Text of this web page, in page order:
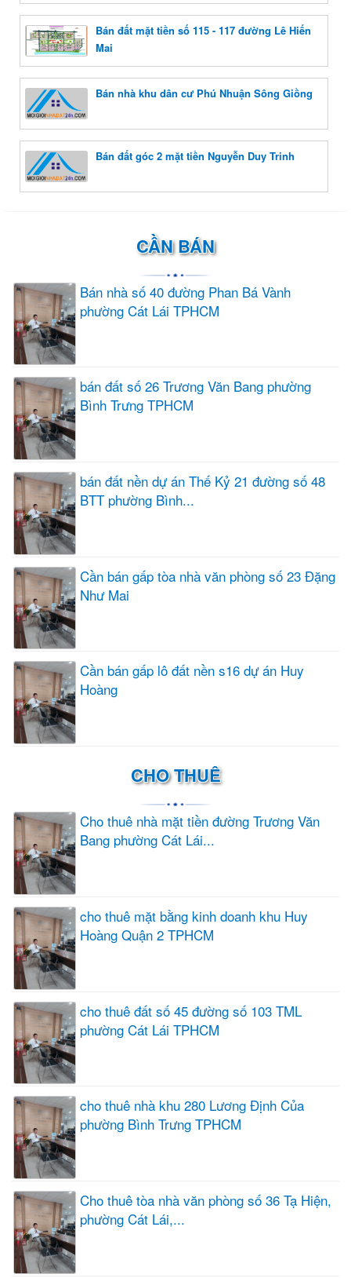
Bán đất mặt tiền số 115 - 117 đường Lê Hiến
Mai
Bán nhà khu dân cư Phú Nhuận Sông Giồng
Bán đất góc 2 mặt tiền Nguyễn Duy Trinh
CẦN BÁN
Bán nhà số 40 đường Phan Bá Vành
phường Cát Lái TPHCM
bán đất số 26 Trương Văn Bang phường
Bình Trưng TPHCM
bán đất nền dự án Thế Kỷ 21 đường số 48
BTT phường Bình...
Cần bán gấp tòa nhà văn phòng số 23 Đặng
Như Mai
Cần bán gấp lô đất nền s16 dự án Huy
Hoàng
CHO THUÊ
Cho thuê nhà mặt tiền đường Trương Văn
Bang phường Cát Lái...
cho thuê mặt bằng kinh doanh khu Huy
Hoàng Quận 2 TPHCM
cho thuê đất số 45 đường số 103 TML
phường Cát Lái TPHCM
cho thuê nhà khu 280 Lương Định Của
phường Bình Trưng TPHCM
Cho thuê tòa nhà văn phòng số 36 Tạ Hiện,
phường Cát Lái,...